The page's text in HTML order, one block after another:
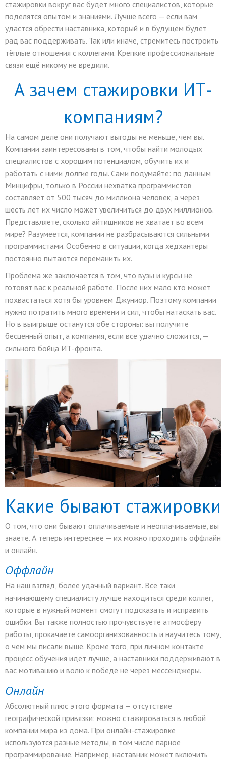
стажировки вокруг вас будет много специалистов, которые
поделятся опытом и знаниями. Лучше всего — если вам
удастся обрести наставника, который и в будущем будет
рад вас поддерживать. Так или иначе, стремитесь построить
тёплые отношения с коллегами. Крепкие профессиональные
связи ещё никому не вредили.
А зачем стажировки ИТ-
компаниям?
На самом деле они получают выгоды не меньше, чем вы.
Компании заинтересованы в том, чтобы найти молодых
специалистов с хорошим потенциалом, обучить их и
работать с ними долгие годы. Сами подумайте: по данным
Минцифры, только в России нехватка программистов
составляет от 500 тысяч до миллиона человек, а через
шесть лет их число может увеличиться до двух миллионов.
Представляете, сколько айтишников не хватает во всем
мире? Разумеется, компании не разбрасываются сильными
программистами. Особенно в ситуации, когда хедхантеры
постоянно пытаются переманить их.
Проблема же заключается в том, что вузы и курсы не
готовят вас к реальной работе. После них мало кто может
похвастаться хотя бы уровнем Джуниор. Поэтому компании
нужно потратить много времени и сил, чтобы натаскать вас.
Но в выигрыше останутся обе стороны: вы получите
бесценный опыт, а компания, если все удачно сложится, —
сильного бойца ИТ-фронта.
Какие бывают стажировки
О том, что они бывают оплачиваемые и неоплачиваемые, вы
знаете. А теперь интереснее — их можно проходить оффлайн
и онлайн.
Оффлайн
На наш взгляд, более удачный вариант. Все таки
начинающему специалисту лучше находиться среди коллег,
которые в нужный момент смогут подсказать и исправить
ошибки. Вы также полностью прочувствуете атмосферу
работы, прокачаете самоорганизованность и научитесь тому,
о чем мы писали выше. Кроме того, при личном контакте
процесс обучения идёт лучше, а наставники поддерживают в
вас мотивацию и волю к победе не через мессенджеры.
Онлайн
Абсолютный плюс этого формата — отсутствие
географической привязки: можно стажироваться в любой
компании мира из дома. При онлайн-стажировке
используются разные методы, в том числе парное
программирование. Например, наставник может включить